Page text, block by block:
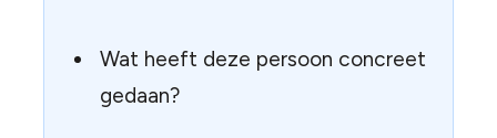
Wat heeft deze persoon concreet
gedaan?